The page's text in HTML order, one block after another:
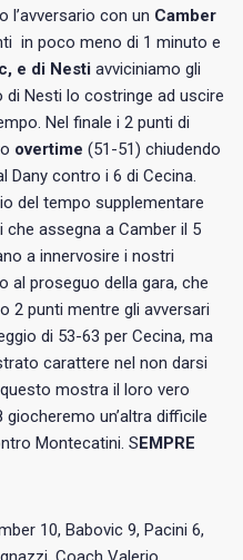
l’avversario con un Camber
in poco meno di 1 minuto e
e di Nesti avviciniamo gli
di Nesti lo costringe ad uscire
Nel finale i 2 punti di
overtime (51-51) chiudendo
Dany contro i 6 di Cecina.
del tempo supplementare
assegna a Camber il 5
a innervosire i nostri
al proseguo della gara, che
2 punti mentre gli avversari
di 53-63 per Cecina, ma
carattere nel non darsi
mostra il loro vero
un’altra difficile
Montecatini. SEMPRE
10, Babovic 9, Pacini 6,